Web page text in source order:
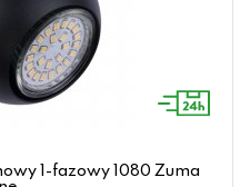
1-fazowy 1080 Zuma